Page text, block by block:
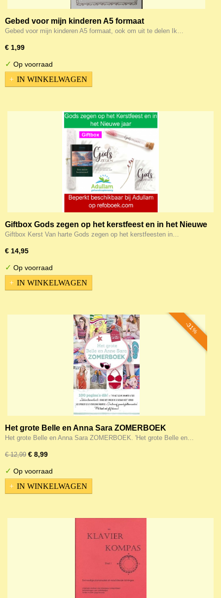
Gebed voor mijn kinderen A5 formaat
Gebed voor mijn kinderen A5 formaat, ook om uit te delen Ik…
€ 1,99
✓ Op voorraad
IN WINKELWAGEN
Giftbox Gods zegen op het kerstfeest en in het Nieuwe
jaar!
Giftbox Kerst Van harte Gods zegen op het kerstfeesten in…
€ 14,95
✓ Op voorraad
IN WINKELWAGEN
-31%
Het grote Belle en Anna Sara ZOMERBOEK
Het grote Belle en Anna Sara ZOMERBOEK. 'Het grote Belle en…
€ 12,99 € 8,99
✓ Op voorraad
IN WINKELWAGEN